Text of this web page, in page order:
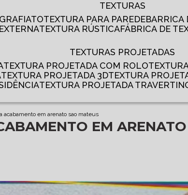
TEXTURAS
TEXTURA PARA PAREDE
TEXTURA RÚSTICA FÁBRICA DE
TEXTURAS PROJETADAS
TEXTURA PROJETADA COM ROLO
TEXTURA PROJETADA 3D
TEXTURA
TEXTURA PROJETADA
acabamento em arenato sao mateus
EM